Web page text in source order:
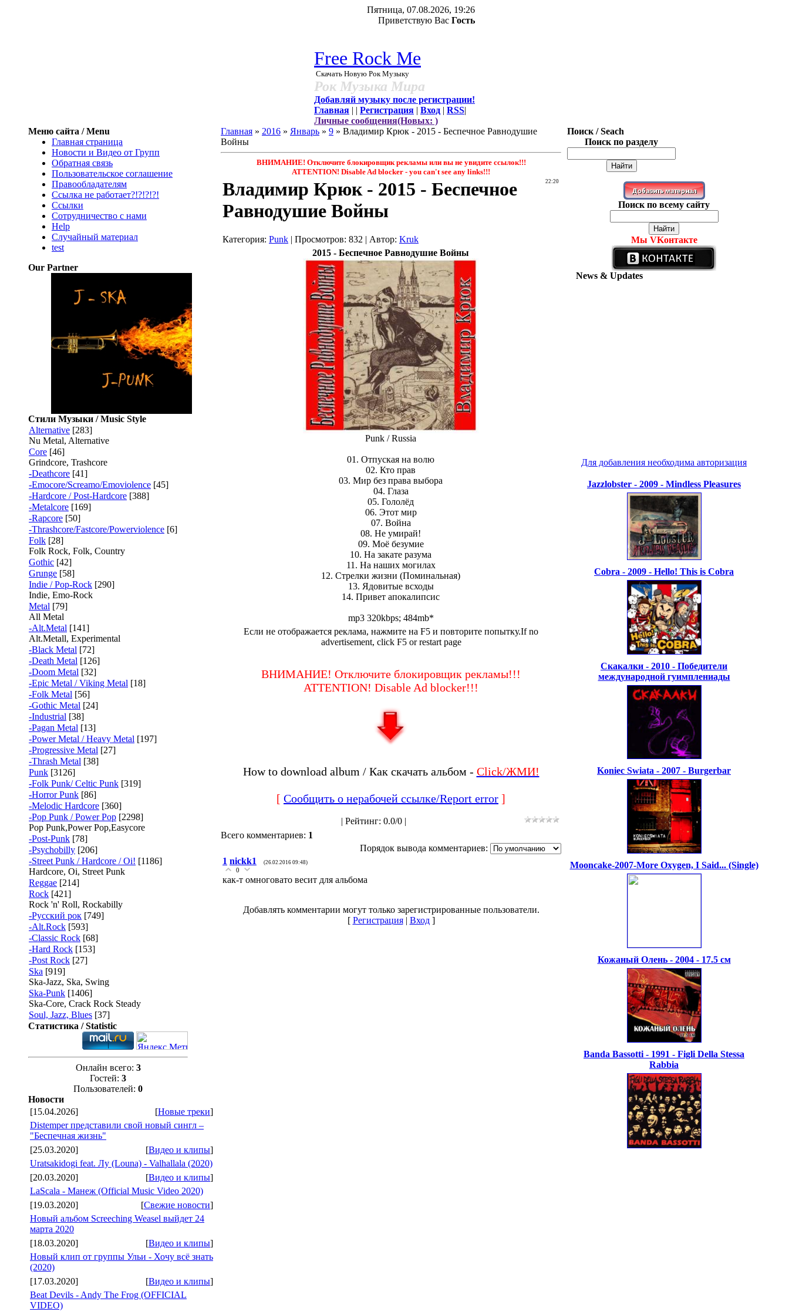
Пятница, 07.08.2026, 19:26
Приветствую Вас Гость
Free Rock Me
Скачать Новую Рок Музыку
Рок Музыка Мира
Добавляй музыку после регистрации!
Главная | | Регистрация | Вход | RSS|
Личные сообщения(Новых: )
Меню сайта / Menu
Главная страница
Новости и Видео от Групп
Обратная связь
Пользовательское соглашение
Правообладателям
Ссылка не работает?!?!?!?!
Ссылки
Сотрудничество с нами
Help
Cлучайный материал
test
Our Partner
Стили Музыки / Music Style
Alternative [283]
Nu Metal, Alternative
Core [46]
Grindcore, Trashcore
-Deathcore [41]
-Emocore/Screamo/Emoviolence [45]
-Hardcore / Post-Hardcore [388]
-Metalcore [169]
-Rapcore [50]
-Thrashcore/Fastcore/Powerviolence [6]
Folk [28]
Folk Rock, Folk, Country
Gothic [42]
Grunge [58]
Indie / Pop-Rock [290]
Indie, Emo-Rock
Metal [79]
All Metal
-Alt.Metal [141]
Alt.Metall, Experimental
-Black Metal [72]
-Death Metal [126]
-Doom Metal [32]
-Epic Metal / Viking Metal [18]
-Folk Metal [56]
-Gothic Metal [24]
-Industrial [38]
-Pagan Metal [13]
-Power Metal / Heavy Metal [197]
-Progressive Metal [27]
-Thrash Metal [38]
Punk [3126]
-Folk Punk/ Celtic Punk [319]
-Horror Punk [86]
-Melodic Hardcore [360]
-Pop Punk / Power Pop [2298]
Pop Punk,Power Pop,Easycore
-Post-Punk [78]
-Psychobilly [206]
-Street Punk / Hardcore / Oi! [1186]
Hardcore, Oi, Street Punk
Reggae [214]
Rock [421]
Rock 'n' Roll, Rockabilly
-Русский рок [749]
-Alt.Rock [593]
-Classic Rock [68]
-Hard Rock [153]
-Post Rock [27]
Ska [919]
Ska-Jazz, Ska, Swing
Ska-Punk [1406]
Ska-Core, Crack Rock Steady
Soul, Jazz, Blues [37]
Статистика / Statistic
Онлайн всего: 3
Гостей: 3
Пользователей: 0
Новости
[15.04.2026]
[Новые треки]
Distemper представили свой новый сингл –
"Беспечная жизнь"
[25.03.2020]
[Видео и клипы]
Uratsakidogi feat. Лу (Louna) - Valhallala (2020)
[20.03.2020]
[Видео и клипы]
LaScala - Манеж (Official Music Video 2020)
[19.03.2020]
[Свежие новости]
Новый альбом Screeching Weasel выйдет 24
марта 2020
[18.03.2020]
[Видео и клипы]
Новый клип от группы Ульи - Хочу всё знать
(2020)
[17.03.2020]
[Видео и клипы]
Beat Devils - Andy The Frog (OFFICIAL
VIDEO)
Главная » 2016 » Январь » 9 » Владимир Крюк - 2015 - Беспечное Равнодушие
Войны
ВНИМАНИЕ! Отключите блокировщик рекламы или вы не увидите ссылок!!!
ATTENTION! Disable Ad blocker - you саn't see any links!!!
22:20
Владимир Крюк - 2015 - Беспечное
Равнодушие Войны
Категория: Punk | Просмотров: 832 | Автор: Kruk
2015 - Беспечное Равнодушие Войны
Punk / Russia
01. Отпуская на волю
02. Кто прав
03. Мир без права выбора
04. Глаза
05. Гололёд
06. Этот мир
07. Война
08. Не умирай!
09. Моё безумие
10. На закате разума
11. На наших могилах
12. Стрелки жизни (Поминальная)
13. Ядовитые всходы
14. Привет апокалипсис
mp3 320kbps; 484mb*
Если не отображается реклама, нажмите на F5 и повторите попытку.If no
advertisement, click F5 or restart page
ВНИМАНИЕ! Отключите блокировщик рекламы!!!
ATTENTION! Disable Ad blocker!!!
How to download album / Как скачать альбом - Click/ЖМИ!
[ Сообщить о нерабочей ссылке/Report error ]
| Рейтинг: 0.0/0 |
Всего комментариев: 1
Порядок вывода комментариев:
1 nickk1 (26.02.2016 09:48)
0
как-т омноговато весит для альбома
Добавлять комментарии могут только зарегистрированные пользователи.
[ Регистрация| Вход]
Поиск / Seach
Поиск по разделу
Поиск по всему сайту
Мы VKонтакте
News & Updates
Для добавления необходима авторизация
Jazzlobster - 2009 - Mindless Pleasures
Cobra - 2009 - Hello! This is Cobra
Скакалки - 2010 - Победители
международной гуимплениады
Koniec Swiata - 2007 - Burgerbar
Mooncake-2007-More Oxygen, I Said... (Single)
Кожаный Олень - 2004 - 17.5 см
Banda Bassotti - 1991 - Figli Della Stessa
Rabbia